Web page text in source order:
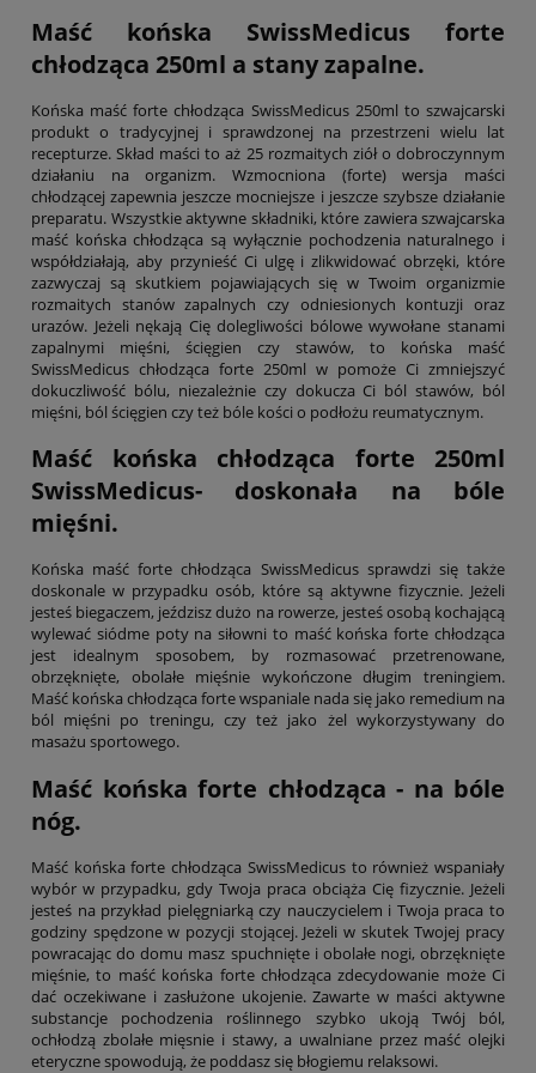
Maść końska SwissMedicus forte
chłodząca 250ml a stany zapalne.
Końska maść forte chłodząca SwissMedicus 250ml to szwajcarski
produkt o tradycyjnej i sprawdzonej na przestrzeni wielu lat
recepturze. Skład maści to aż 25 rozmaitych ziół o dobroczynnym
działaniu na organizm. Wzmocniona (forte) wersja maści
chłodzącej zapewnia jeszcze mocniejsze i jeszcze szybsze działanie
preparatu. Wszystkie aktywne składniki, które zawiera szwajcarska
maść końska chłodząca są wyłącznie pochodzenia naturalnego i
współdziałają, aby przynieść Ci ulgę i zlikwidować obrzęki, które
zazwyczaj są skutkiem pojawiających się w Twoim organizmie
rozmaitych stanów zapalnych czy odniesionych kontuzji oraz
urazów. Jeżeli nękają Cię dolegliwości bólowe wywołane stanami
zapalnymi mięśni, ścięgien czy stawów, to końska maść
SwissMedicus chłodząca forte 250ml w pomoże Ci zmniejszyć
dokuczliwość bólu, niezależnie czy dokucza Ci ból stawów, ból
mięśni, ból ścięgien czy też bóle kości o podłożu reumatycznym.
Maść końska chłodząca forte 250ml
SwissMedicus- doskonała na bóle
mięśni.
Końska maść forte chłodząca SwissMedicus sprawdzi się także
doskonale w przypadku osób, które są aktywne fizycznie. Jeżeli
jesteś biegaczem, jeździsz dużo na rowerze, jesteś osobą kochającą
wylewać siódme poty na siłowni to maść końska forte chłodząca
jest idealnym sposobem, by rozmasować przetrenowane,
obrzęknięte, obolałe mięśnie wykończone długim treningiem.
Maść końska chłodząca forte wspaniale nada się jako remedium na
ból mięśni po treningu, czy też jako żel wykorzystywany do
masażu sportowego.
Maść końska forte chłodząca - na bóle
nóg.
Maść końska forte chłodząca SwissMedicus to również wspaniały
wybór w przypadku, gdy Twoja praca obciąża Cię fizycznie. Jeżeli
jesteś na przykład pielęgniarką czy nauczycielem i Twoja praca to
godziny spędzone w pozycji stojącej. Jeżeli w skutek Twojej pracy
powracając do domu masz spuchnięte i obolałe nogi, obrzęknięte
mięśnie, to maść końska forte chłodząca zdecydowanie może Ci
dać oczekiwane i zasłużone ukojenie. Zawarte w maści aktywne
substancje pochodzenia roślinnego szybko ukoją Twój ból,
ochłodzą zbolałe mięsnie i stawy, a uwalniane przez maść olejki
eteryczne spowodują, że poddasz się błogiemu relaksowi.